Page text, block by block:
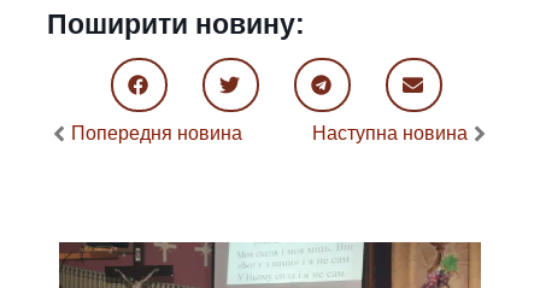
Поширити новину:
Попередня новина Наступна новина